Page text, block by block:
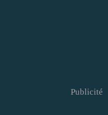
Publicité